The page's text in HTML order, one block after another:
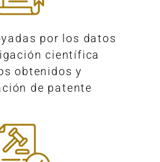
por los datos
científica
obtenidos y
de patente